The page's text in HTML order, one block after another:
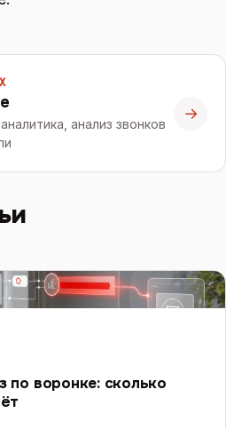
анализ звонков
→
по воронке: сколько